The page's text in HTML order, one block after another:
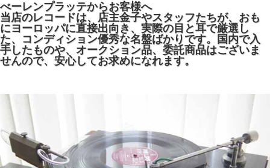
べーレンプラッテからお客様へ
当店のレコードは、店主金子やスタッフたちが、おも
にヨーロッパに直接出向き、実際の目と耳で厳選し
た、コンディション優秀な名盤ばかりです。国内で入
手したものや、オークション品、委託商品はございま
せんので、安心してお求めになれます。